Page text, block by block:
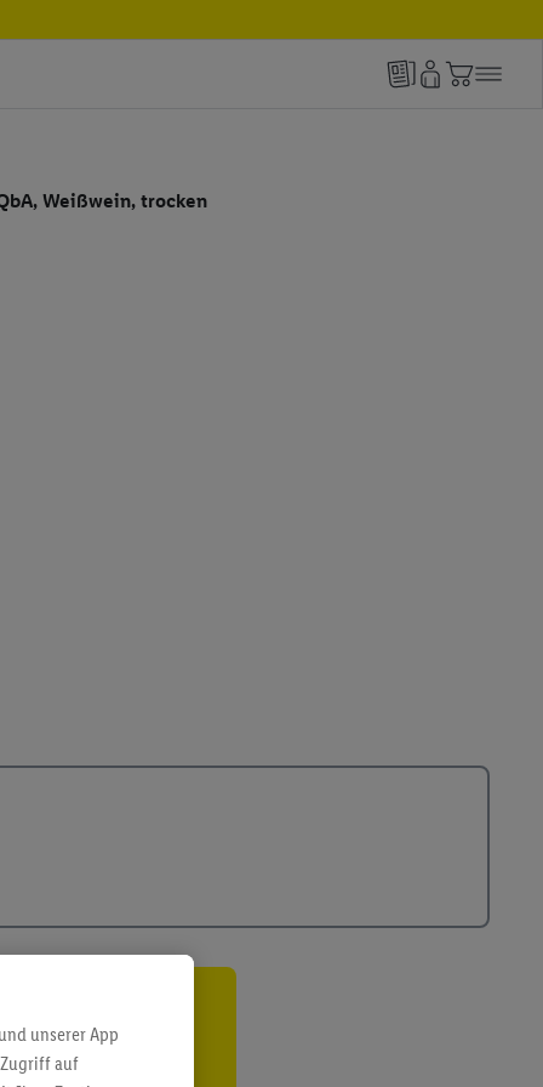
Weißwein, trocken
unserer App
auf